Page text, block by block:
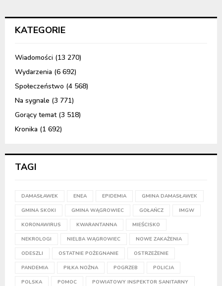
KATEGORIE
Wiadomości (13 270)
Wydarzenia (6 692)
Społeczeństwo (4 568)
Na sygnale (3 771)
Gorący temat(3 518)
Kronika (1 692)
TAGI
DAMASŁAWEK ENEA EPIDEMIA GMINA DAMASŁAWEK
GMINA SKOKI GMINA WĄGROWIEC GOŁAŃCZ IMGW
KORONAWIRUS KWARANTANNA MIEŚCISKO
NEKROLOGI NIELBA WĄGROWIEC NOWE ZAKAŻENIA
ODESZLI OSTATNIE POŻEGNANIE OSTRZEŻENIE
PANDEMIA PIŁKA NOŻNA POGRZEB POLICJA
POLSKA POMOC POWIATOWY INSPEKTOR SANITARNY